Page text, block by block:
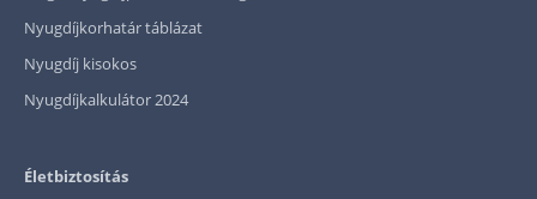
Nyugdíjkorhatár táblázat
Nyugdíj kisokos
Nyugdíjkalkulátor 2024
Életbiztosítás